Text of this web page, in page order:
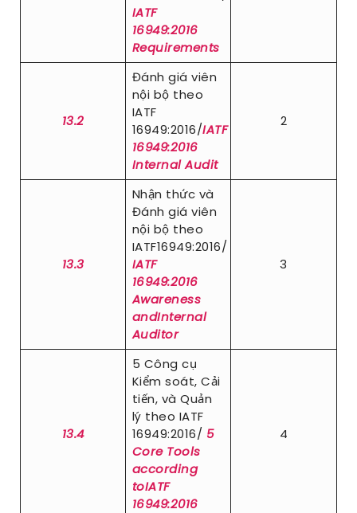
IATF
16949:2016
Requirements
13.2
Đánh giá viên
nội bộ theo
IATF
16949:2016/IATF
16949:2016
Internal Audit
2
13.3
Nhận thức và
Đánh giá viên
nội bộ theo
IATF16949:2016/
IATF
16949:2016
Awareness
andInternal
Auditor
3
13.4
5 Công cụ
Kiểm soát, Cải
tiến, và Quản
lý theo IATF
16949:2016/ 5
Core Tools
according
toIATF
16949:2016
4